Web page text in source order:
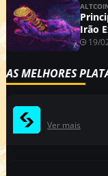
Irão
19/
AS MELHORES
Ver mais